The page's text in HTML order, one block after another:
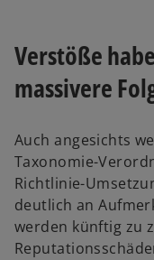
Verstöße
massivere
Auch angesichts
Taxonomie-
Richtlinie-
deutlich an
werden künftig zu